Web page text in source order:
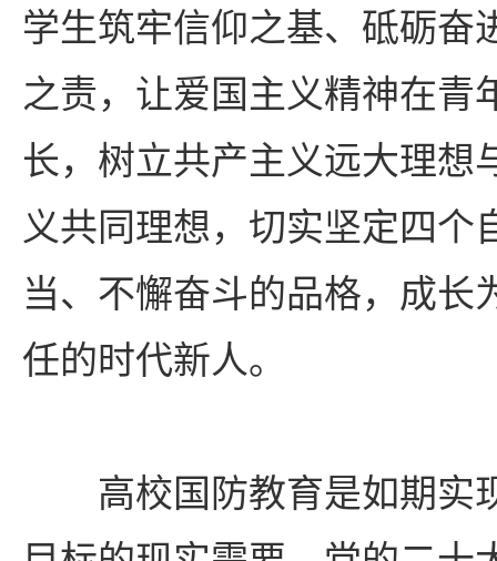
学生筑牢信仰之基、砥砺奋
之责，让爱国主义精神在青
长，树立共产主义远大理想
义共同理想，切实坚定四个
当、不懈奋斗的品格，成长
任的时代新人。
高校国防教育是如期实